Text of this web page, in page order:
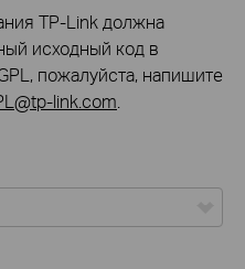
TP-Link должна
исходный код в
пожалуйста, напишите
link.com